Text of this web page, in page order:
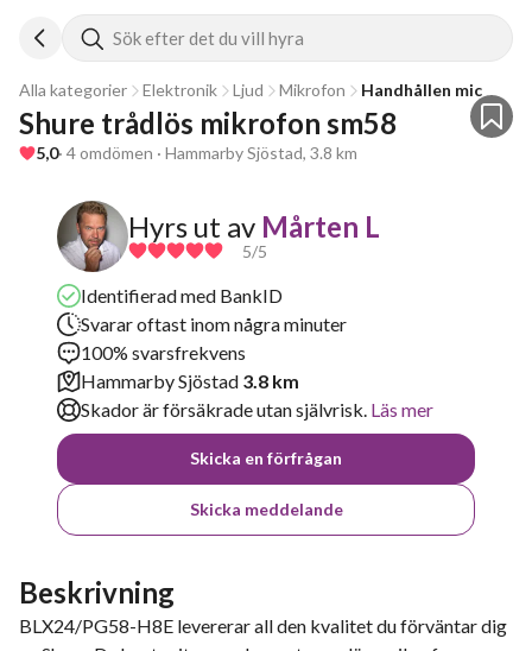
Sök efter det du vill hyra
Alla kategorier Elektronik Ljud Mikrofon Handhållen mic
Shure trådlös mikrofon sm58
5,0· 4 omdömen · Hammarby Sjöstad, 3.8 km
Hyrs ut av Mårten L
5/5
Identifierad med BankID
Svarar oftast inom några minuter
100% svarsfrekvens
Hammarby Sjöstad 3.8 km
Skador är försäkrade utan självrisk. Läs mer
Skicka en förfrågan
Skicka meddelande
Beskrivning
BLX24/PG58-H8E levererar all den kvalitet du förväntar dig